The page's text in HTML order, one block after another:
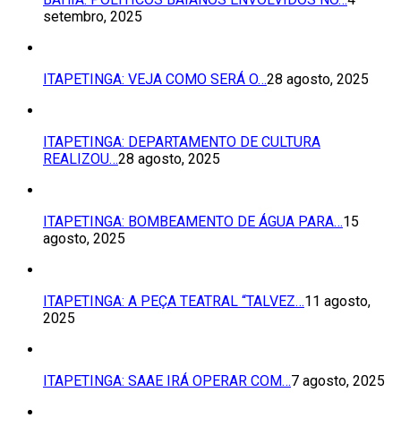
setembro, 2025
ITAPETINGA: VEJA COMO SERÁ O…28 agosto, 2025
ITAPETINGA: DEPARTAMENTO DE CULTURA
REALIZOU…28 agosto, 2025
ITAPETINGA: BOMBEAMENTO DE ÁGUA PARA…15
agosto, 2025
ITAPETINGA: A PEÇA TEATRAL “TALVEZ…11 agosto,
2025
ITAPETINGA: SAAE IRÁ OPERAR COM…7 agosto, 2025